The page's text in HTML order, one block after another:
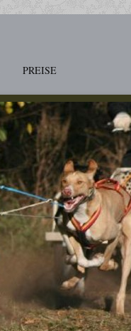
PREISE